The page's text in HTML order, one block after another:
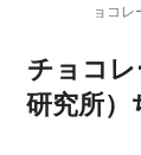
ョコレ
チョコ
研究所）